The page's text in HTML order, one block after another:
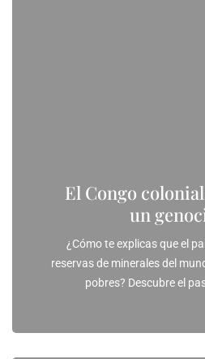
El Congo
un
¿Cómo te explicas que el
reservas de minerales del
pobres? Descubre el